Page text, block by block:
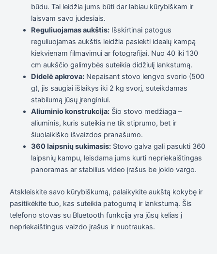
būdu. Tai leidžia jums būti dar labiau kūrybiškam ir
laisvam savo judesiais.
Reguliuojamas aukštis:Išskirtinai patogus
reguliuojamas aukštis leidžia pasiekti idealų kampą
kiekvienam filmavimui ar fotografijai. Nuo 40 iki 130
cm aukščio galimybės suteikia didžiulį lankstumą.
Didelė apkrova:Nepaisant stovo lengvo svorio (500
g), jis saugiai išlaikys iki 2 kg svorį, suteikdamas
stabilumą jūsų įrenginiui.
Aliuminio konstrukcija:Šio stovo medžiaga –
aliuminis, kuris suteikia ne tik stiprumo, bet ir
šiuolaikiško išvaizdos pranašumo.
360 laipsnių sukimasis:Stovo galva gali pasukti 360
laipsnių kampu, leisdama jums kurti nepriekaištingas
panoramas ar stabilius video įrašus be jokio vargo.
Atskleiskite savo kūrybiškumą, palaikykite aukštą kokybę ir
pasitikėkite tuo, kas suteikia patogumą ir lankstumą. Šis
telefono stovas su Bluetooth funkcija yra jūsų kelias į
nepriekaištingus vaizdo įrašus ir nuotraukas.